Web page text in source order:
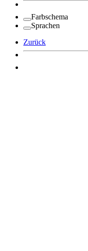
Farbschema
Sprachen
Zurück